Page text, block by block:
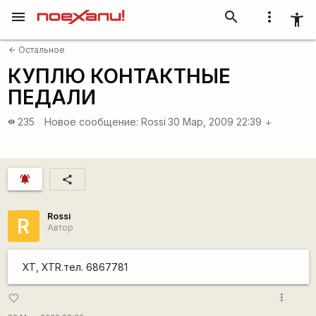
more_vert accessibility_new
search
menu
arrow_back Остальное
КУПЛЮ КОНТАКТНЫЕ
ПЕДАЛИ
visibility 235 Новое сообщение: Rossi 30 Мар, 2009 22:39 arrow_downward
notifications_active share
R
Rossi
Автор
XT, XTR.тел. 6867781
favorite_border more_vert